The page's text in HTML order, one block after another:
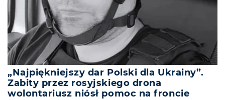
„Najpiękniejszy dar Polski dla Ukrainy”.
Zabity przez rosyjskiego drona
wolontariusz niósł pomoc na froncie